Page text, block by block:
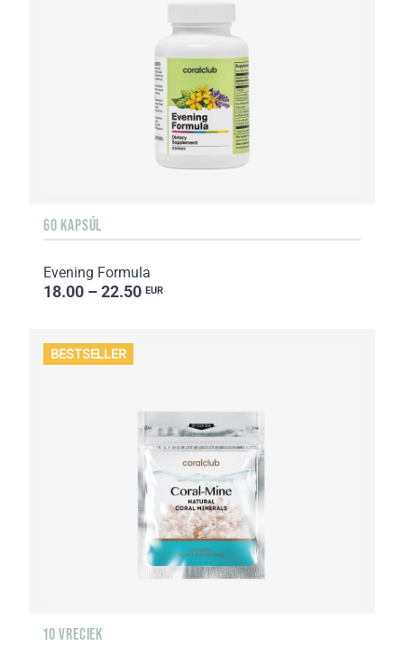
60 KAPSÚL
Evening Formula
18.00 – 22.50 EUR
BESTSELLER
10 VRECIEK